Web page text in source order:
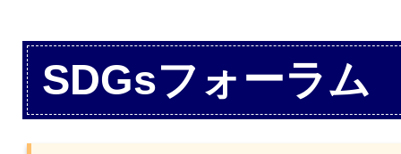
SDGsフォーラム